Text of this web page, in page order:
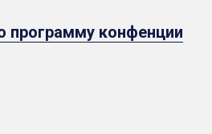
программу конфенции